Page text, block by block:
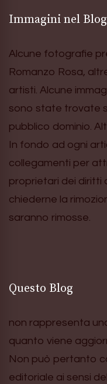
Immagini nel Blog
Alcune fotografie
Romanzo Rosa,
artisti. Alcune
sono state trovate
pubblico dominio.
In fondo ad ogni
collegamenti per
proprietari dei diritti
chiederne la
saranno rimosse.
Questo Blog
non rappresenta
quanto viene
Non può pertanto
editoriale ai sensi